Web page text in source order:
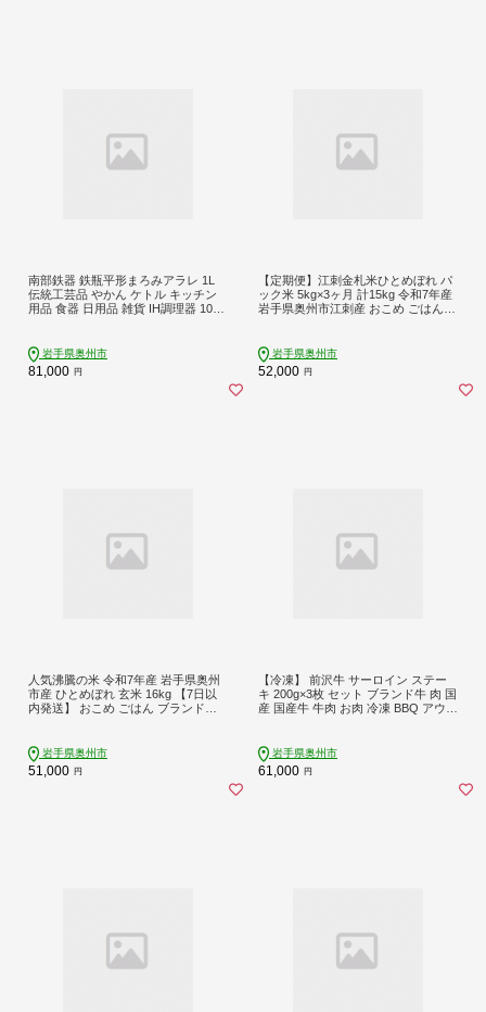
南部鉄器 鉄瓶平形まろみアラレ 1L
伝統工芸品 やかん ケトル キッチン
用品 食器 日用品 雑貨 IH調理器 100V
岩手県奥州市
81,000 円
【定期便】江刺金札米ひとめぼれ パ
ック米 5kg×3ヶ月 計15kg 令和7年産
岩手県奥州市江刺産 おこめ ごはん
岩手県奥州市
52,000 円
人気沸騰の米 令和7年産 岩手県奥州
市産 ひとめぼれ 玄米 16kg 【7日以
内発送】 おこめ ごはん ブランド米
岩手県奥州市
51,000 円
【冷凍】 前沢牛 サーロイン ステー
キ 200g×3枚 セット ブランド牛 肉 国
産 国産牛 牛肉 お肉 冷凍 BBQ アウト
岩手県奥州市
61,000 円